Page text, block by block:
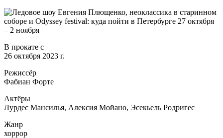
В прокате с
26 октября 2023 г.
Режиссёр
Фабиан Форте
Актёры
Лурдес Мансилья, Алексия Мойано, Эсекьель Родригес
Жанр
хоррор